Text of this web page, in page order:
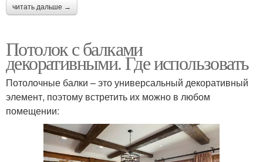
читать дальше →
Потолок с балками
декоративными. Где использовать
Потолочные балки – это универсальный декоративный
элемент, поэтому встретить их можно в любом
помещении: